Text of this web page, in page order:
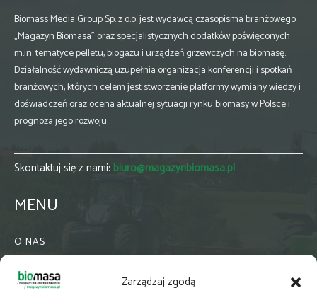
Zarządzaj zgodą
Biomass Media Group Sp. z o.o. jest wydawcą czasopisma branżowego
„Magazyn Biomasa” oraz specjalistycznych dodatków poświęconych
m.in. tematyce pelletu, biogazu i urządzeń grzewczych na biomasę.
Działalność wydawniczą uzupełnia organizacja konferencji i spotkań
branżowych, których celem jest stworzenie platformy wymiany wiedzy i
doświadczeń oraz ocena aktualnej sytuacji rynku biomasy w Polsce i
prognoza jego rozwoju.
Skontaktuj się z nami: biuro@magazynbiomasa.pl
MENU
O NAS
WSPÓŁPRACA